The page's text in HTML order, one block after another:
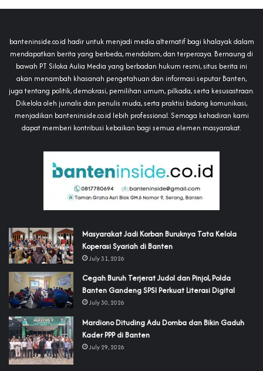
banteninside.co.id hadir untuk menjadi media alternatif bagi khalayak dalam
mendapatkan berita yang berbeda, mendalam, dan terpercaya. Bernaung di
bawah PT Siloka Aulia Media yang berbadan hukum resmi, situs berita ini
akan menambah khasanah pengetahuan dan informasi seputar Banten,
juga tentang politik, demokrasi, pemilihan umum, pilkada, serta kesusastraan.
Dikelola oleh jurnalis dan penulis muda, serta praktisi bidang komunikasi,
menjadikan banteninside.co.id lebih professional. Semoga kehadiran kami
dapat memberi kontribusi kebaikan bagi semua elemen masyarakat.
‎Masyarakat Jadi Korban Buruknya Tata Kelola
Koperasi Syariah di Banten
July 31, 2026
Cegah Buruh Terjerat Judol dan Pinjol, Polda
Banten Gandeng SPSI Perkuat Literasi Digital
July 30, 2026
‎Mardiono Dituding Adu Domba dan Bikin Gaduh
Kader PPP di Banten
July 29, 2026